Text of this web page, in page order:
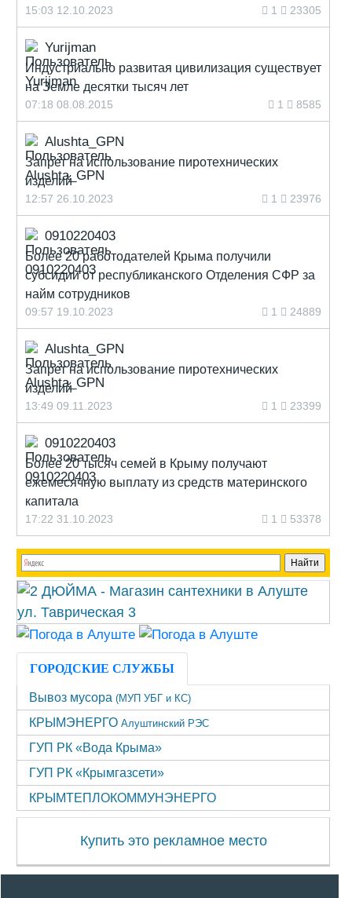
15:03 12.10.2023 1 23305
Yurijman
Индустриально развитая цивилизация существует
на Земле десятки тысяч лет
07:18 08.08.2015 1 8585
Alushta_GPN
Запрет на использование пиротехнических
изделий
12:57 26.10.2023 1 23976
0910220403
Более 20 работодателей Крыма получили
субсидии от республиканского Отделения СФР за
найм сотрудников
09:57 19.10.2023 1 24889
Alushta_GPN
Запрет на использование пиротехнических
изделий
13:49 09.11.2023 1 23399
0910220403
Более 20 тысяч семей в Крыму получают
ежемесячную выплату из средств материнского
капитала
17:22 31.10.2023 1 53378
ГОРОДСКИЕ СЛУЖБЫ
Вывоз мусора (МУП УБГ и КС)
КРЫМЭНЕРГО Алуштинский РЭС
ГУП РК «Вода Крыма»
ГУП РК «Крымгазсети»
КРЫМТЕПЛОКОММУНЭНЕРГО
Купить это рекламное место